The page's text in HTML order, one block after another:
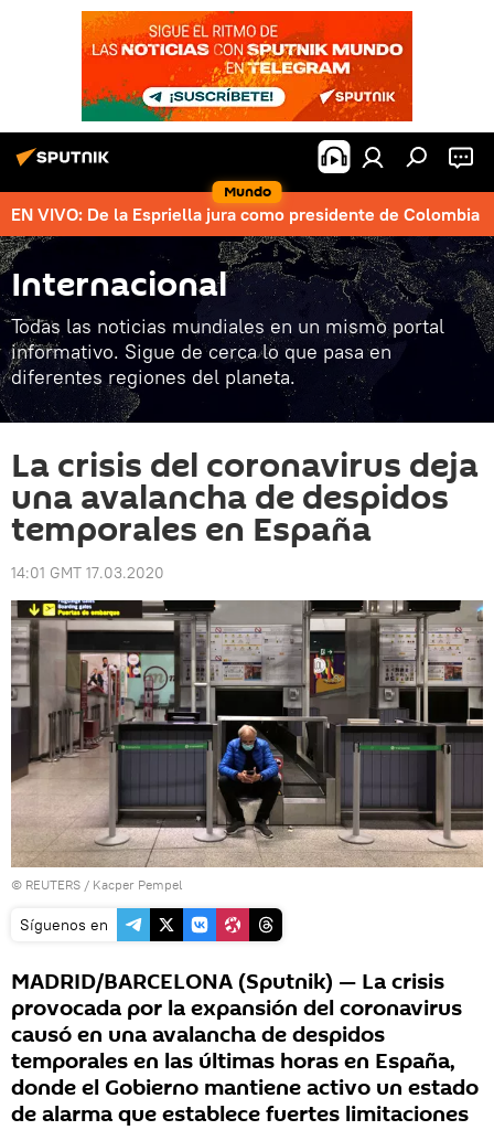
Mundo
EN VIVO: De la Espriella jura como presidente de Colombia
Internacional
Todas las noticias mundiales en un mismo portal
informativo. Sigue de cerca lo que pasa en
diferentes regiones del planeta.
La crisis del coronavirus deja
una avalancha de despidos
temporales en España
14:01 GMT 17.03.2020
© REUTERS / Kacper Pempel
Síguenos en
MADRID/BARCELONA (Sputnik) — La crisis
provocada por la expansión del coronavirus
causó en una avalancha de despidos
temporales en las últimas horas en España,
donde el Gobierno mantiene activo un estado
de alarma que establece fuertes limitaciones